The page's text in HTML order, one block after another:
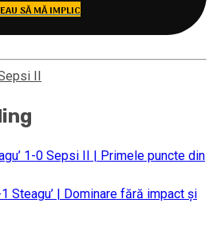
SĂ MĂ IMPLIC
II
1-0 Sepsi II | Primele puncte din
Steagu’ | Dominare fără impact și